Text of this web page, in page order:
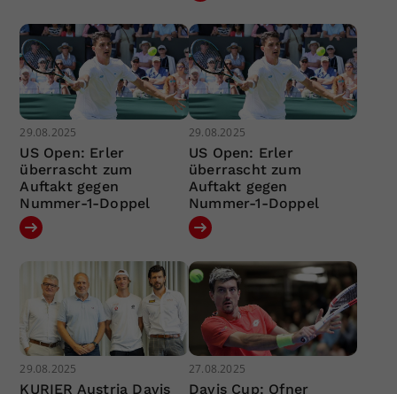
29.08.2025
US Open: Erler
überrascht zum
Auftakt gegen
Nummer-1-Doppel
29.08.2025
US Open: Erler
überrascht zum
Auftakt gegen
Nummer-1-Doppel
29.08.2025
KURIER Austria Davis
27.08.2025
Davis Cup: Ofner